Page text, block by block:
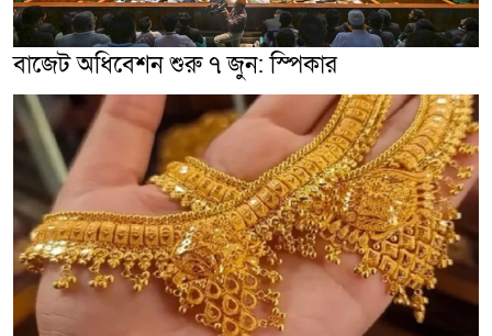
বাজেট অধিবেশন শুরু ৭ জুন: স্পিকার